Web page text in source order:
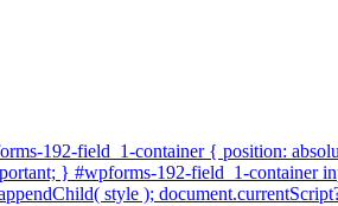
192-field_1-container { position:
} #wpforms-192-field_1-container
style );